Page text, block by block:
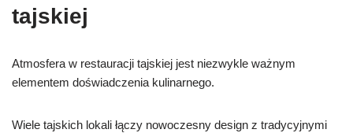
tajskiej
Atmosfera w restauracji tajskiej jest niezwykle ważnym
elementem doświadczenia kulinarnego.
Wiele tajskich lokali łączy nowoczesny design z tradycyjnymi